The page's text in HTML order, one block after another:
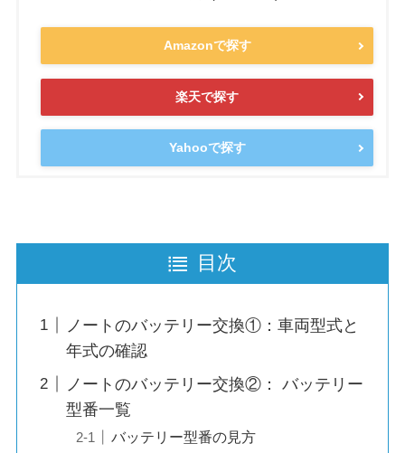
Amazonで探す
楽天で探す
Yahooで探す
目次
ノートのバッテリー交換①：車両型式と
年式の確認
ノートのバッテリー交換②： バッテリー
型番一覧
バッテリー型番の見方